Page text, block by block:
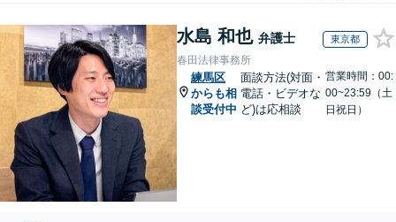
水島 和也 弁護士 東京都
春田法律事務所
練馬区
からも相
談受付中
面談方法(対面・
電話・ビデオな
ど)は応相談
営業時間：00:
00~23:59（土
日祝日）